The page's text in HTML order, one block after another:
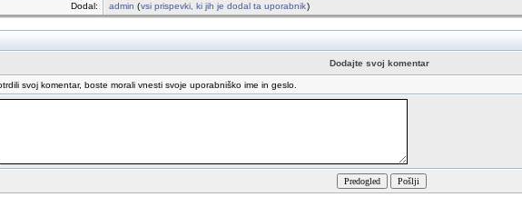
Dodal:
admin (vsi prispevki, ki jih je dodal ta uporabnik)
Dodajte svoj komentar
svoj komentar, boste morali vnesti svoje uporabniško ime in geslo.